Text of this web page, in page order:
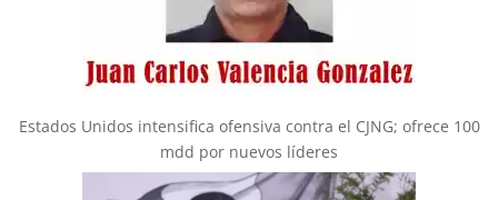
Estados Unidos intensifica ofensiva contra el CJNG; ofrece 100
mdd por nuevos líderes